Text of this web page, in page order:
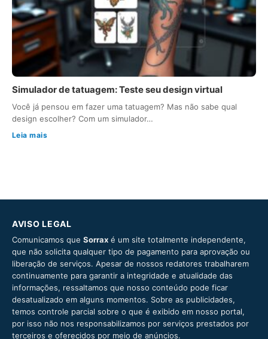
Simulador de tatuagem: Teste seu design virtual
Você já pensou em fazer uma tatuagem? Mas não sabe qual
design escolher? Com um simulador…
Leia mais
AVISO LEGAL
Comunicamos que Sorrax é um site totalmente independente,
que não solicita qualquer tipo de pagamento para aprovação ou
liberação de serviços. Apesar de nossos redatores trabalharem
continuamente para garantir a integridade e atualidade das
informações, ressaltamos que nosso conteúdo pode ficar
desatualizado em alguns momentos. Sobre as publicidades,
temos controle parcial sobre o que é exibido em nosso portal,
por isso não nos responsabilizamos por serviços prestados por
terceiros e oferecidos por meio de anúncios.